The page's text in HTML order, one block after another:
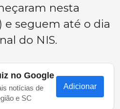
nesta
e seguem até o dia
do NIS.
no Google
notícias de
e SC
Adicionar